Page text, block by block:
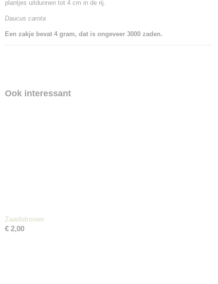
plantjes uitdunnen tot 4 cm in de rij.
Daucus carota
Een zakje bevat 4 gram, dat is ongeveer 3000 zaden.
Ook interessant
Zaadstrooier
€ 2,00